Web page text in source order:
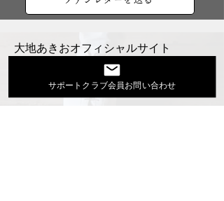
大地あきおオフィシャルサイト
活動スケジュール
サポートクラブ会員お問い合わせ